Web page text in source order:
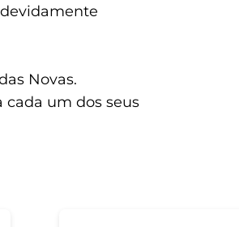
Novas.
cada um dos seus